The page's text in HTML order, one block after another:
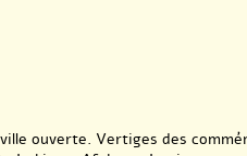
ouverte. Vertiges des